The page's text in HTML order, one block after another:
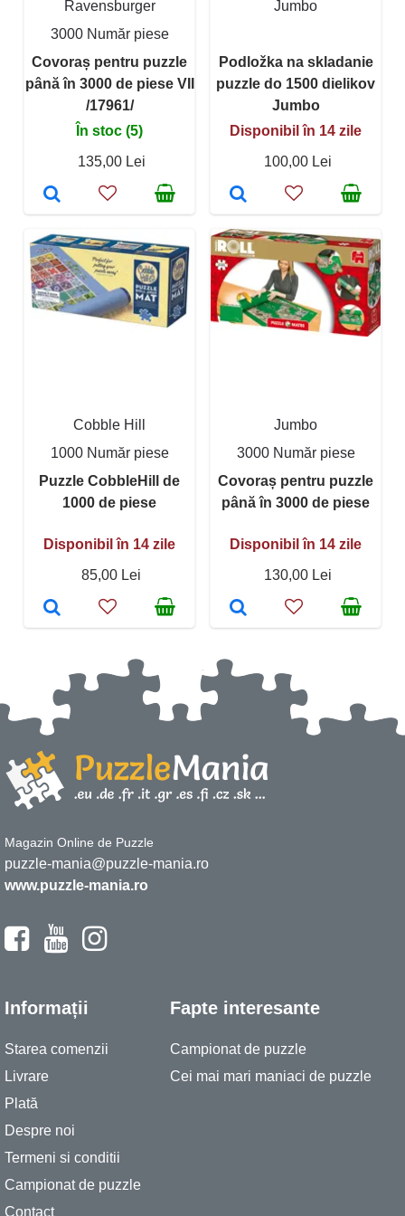
Ravensburger
3000 Număr piese
Covoraș pentru puzzle
până în 3000 de piese VII
/17961/
În stoc (5)
135,00 Lei
Jumbo
Podložka na skladanie
puzzle do 1500 dielikov
Jumbo
Disponibil în 14 zile
100,00 Lei
Cobble Hill
1000 Număr piese
Puzzle CobbleHill de
1000 de piese
Disponibil în 14 zile
85,00 Lei
Jumbo
3000 Număr piese
Covoraș pentru puzzle
până în 3000 de piese
Disponibil în 14 zile
130,00 Lei
Magazin Online de Puzzle
puzzle-mania@puzzle-mania.ro
www.puzzle-mania.ro
Informații
Starea comenzii
Livrare
Plată
Despre noi
Termeni si conditii
Campionat de puzzle
Contact
Fapte interesante
Campionat de puzzle
Cei mai mari maniaci de puzzle